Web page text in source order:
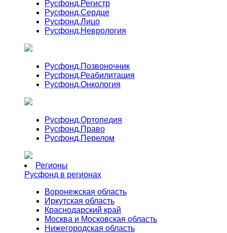
Русфонд.Регистр
Русфонд.Сердце
Русфонд.Лицо
Русфонд.Неврология
Русфонд.Позвоночник
Русфонд.Реабилитация
Русфонд.Онкология
Русфонд.Ортопедия
Русфонд.Право
Русфонд.Перелом
Регионы
Русфонд в регионах
Воронежская область
Иркутская область
Краснодарский край
Москва и Московская область
Нижегородская область